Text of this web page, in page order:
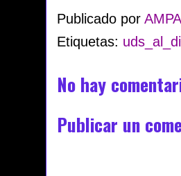
Publicado por
Etiquetas:
No hay
Publicar un